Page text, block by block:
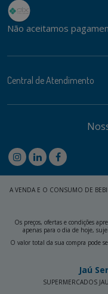
Não aceitamos
Central de Atendimento
A VENDA E O CONSUMO DE
Os preços, ofertas e condições
apenas para o dia de hoje,
O valor total da sua compra pode
Jaú
SUPERMERCADOS